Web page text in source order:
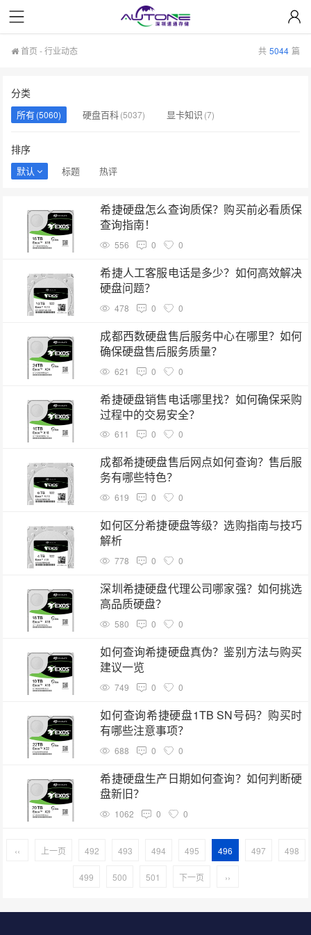
首页 -行业动态 共 5044 篇
分类
所有(5060) 硬盘百科(5037) 显卡知识 (7)
排序
默认 标题 热评
希捷硬盘怎么查询质保？购买前必看质保
查询指南！
556 0 0
希捷人工客服电话是多少？如何高效解决
硬盘问题？
478 0 0
成都西数硬盘售后服务中心在哪里？如何
确保硬盘售后服务质量？
621 0 0
希捷硬盘销售电话哪里找？如何确保采购
过程中的交易安全？
611 0 0
成都希捷硬盘售后网点如何查询？售后服
务有哪些特色？
619 0 0
如何区分希捷硬盘等级？选购指南与技巧
解析
778 0 0
深圳希捷硬盘代理公司哪家强？如何挑选
高品质硬盘？
580 0 0
如何查询希捷硬盘真伪？鉴别方法与购买
建议一览
749 0 0
如何查询希捷硬盘1TB SN号码？购买时
有哪些注意事项？
688 0 0
希捷硬盘生产日期如何查询？如何判断硬
盘新旧？
1062 0 0
‹‹ 上一页 492 493 494 495 496 497 498
499 500 501 下一页 ››